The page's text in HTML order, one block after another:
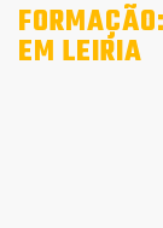
EM LEIRIA